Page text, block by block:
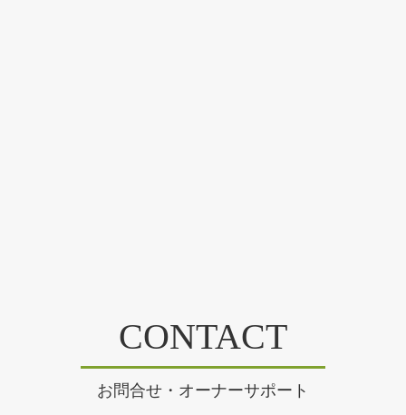
CONTACT
お問合せ・オーナーサポート